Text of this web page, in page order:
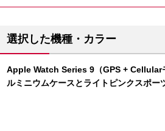
選択した機種・カラー
Apple Watch Series 9（GPS + Cellular
ルミニウムケースとライトピンクスポー